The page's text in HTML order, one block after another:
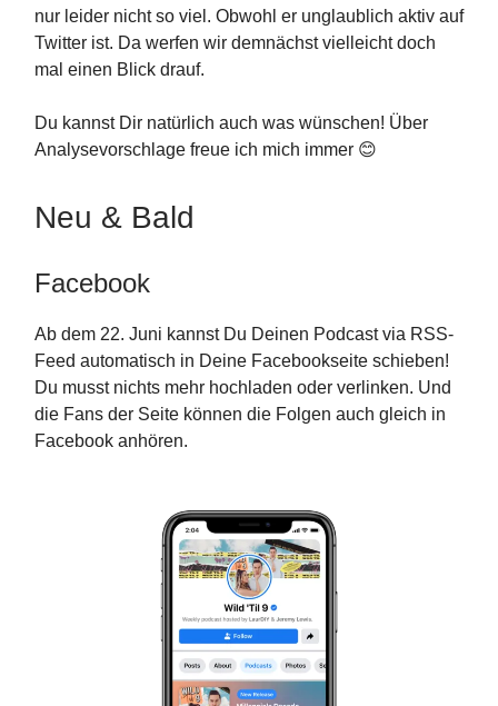
nur leider nicht so viel. Obwohl er unglaublich aktiv auf
Twitter ist. Da werfen wir demnächst vielleicht doch
mal einen Blick drauf.
Du kannst Dir natürlich auch was wünschen! Über
Analysevorschlage freue ich mich immer 😊
Neu & Bald
Facebook
Ab dem 22. Juni kannst Du Deinen Podcast via RSS-
Feed automatisch in Deine Facebookseite schieben!
Du musst nichts mehr hochladen oder verlinken. Und
die Fans der Seite können die Folgen auch gleich in
Facebook anhören.